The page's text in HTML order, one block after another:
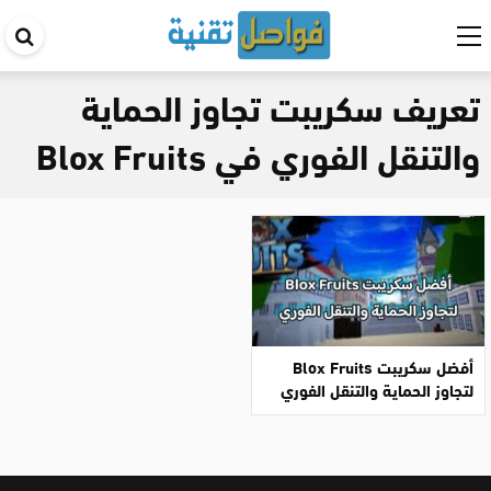
تعريف سكريبت تجاوز الحماية
والتنقل الفوري في Blox Fruits
أفضل سكريبت Blox Fruits
لتجاوز الحماية والتنقل الفوري